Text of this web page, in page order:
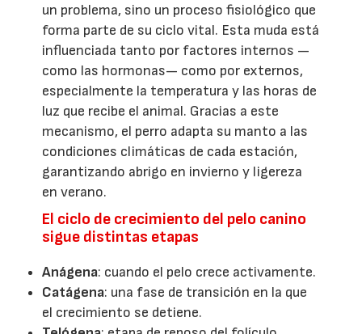
un problema, sino un proceso fisiológico que
forma parte de su ciclo vital. Esta muda está
influenciada tanto por factores internos —
como las hormonas— como por externos,
especialmente la temperatura y las horas de
luz que recibe el animal. Gracias a este
mecanismo, el perro adapta su manto a las
condiciones climáticas de cada estación,
garantizando abrigo en invierno y ligereza
en verano.
El ciclo de crecimiento del pelo canino
sigue distintas etapas
Anágena: cuando el pelo crece activamente.
Catágena: una fase de transición en la que
el crecimiento se detiene.